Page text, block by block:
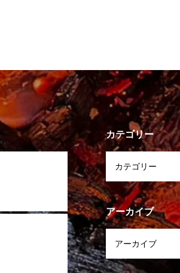
カテゴリー
アーカイブ